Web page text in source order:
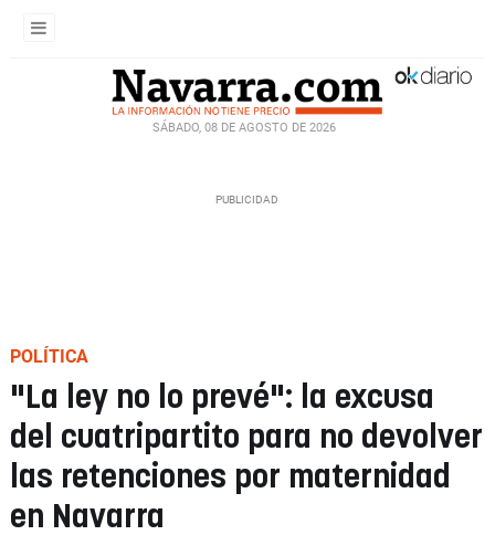
SÁBADO, 08 DE AGOSTO DE 2026
POLÍTICA
"La ley no lo prevé": la excusa
del cuatripartito para no devolver
las retenciones por maternidad
en Navarra